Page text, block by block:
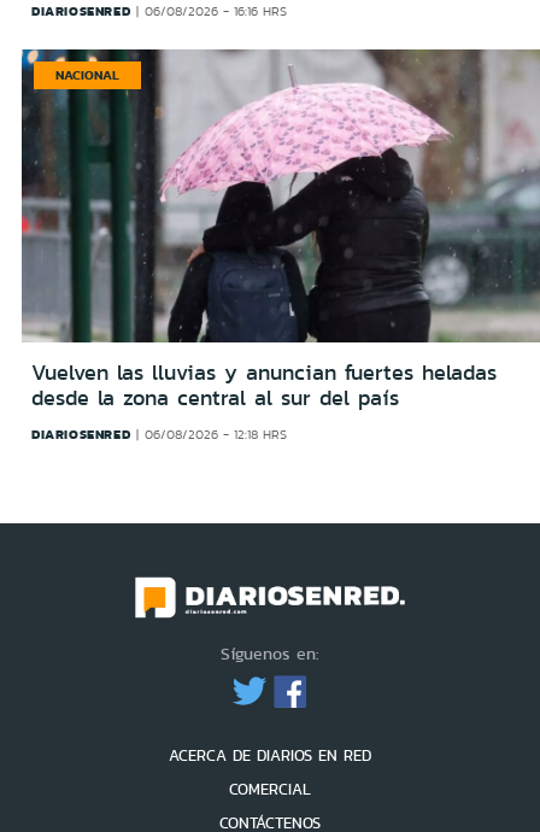
DIARIOSENRED 06/08/2026 - 16:16 HRS
NACIONAL
Vuelven las lluvias y anuncian fuertes heladas
desde la zona central al sur del país
DIARIOSENRED 06/08/2026 - 12:18 HRS
Síguenos en:
ACERCA DE DIARIOS EN RED
COMERCIAL
CONTÁCTENOS